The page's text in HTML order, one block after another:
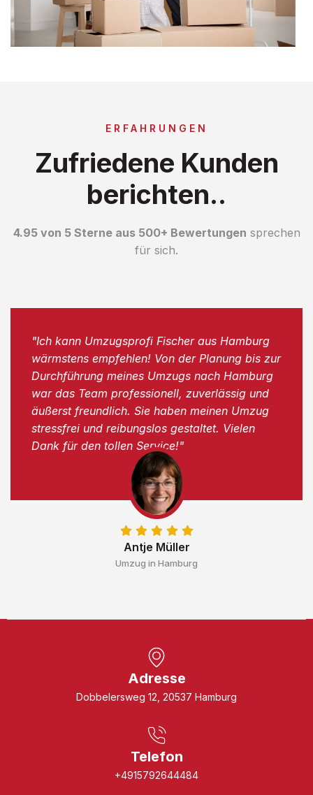
ERFAHRUNGEN
Zufriedene Kunden
berichten..
4.95 von 5 Sterne aus 500+ Bewertungen sprechen
für sich.
Antje Müller
Umzug in Hamburg
"Ich kann Umzugsprofi Fischer aus Hamburg
wärmstens empfehlen! Von der Planung bis zur
Durchführung meines Umzugs nach Hamburg
war das Team professionell, zuverlässig und
äußerst freundlich. Sie haben meinen Umzug
stressfrei und reibungslos gestaltet. Vielen
Dank für den tollen Service!"
Adresse
Dobbelersweg 12, 20537 Hamburg
Telefon
+4915792644484